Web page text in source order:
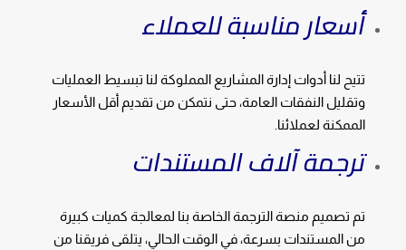
أسعار مناسبة للعملاء
تتيح لنا أدوات إدارة المشاريع المملوكة لنا تبسيط العمليات
وتقليل النفقات العامة، حتى نتمكن من تقديم أقل الأسعار
الممكنة لعملائنا.
ترجمة آلاف المستندات
تم تصميم منصة الترجمة الخاصة بنا لمعالجة كميات كبيرة
من المستندات بسرعة، في الوقت الحالي، يتلقى فريقنا من